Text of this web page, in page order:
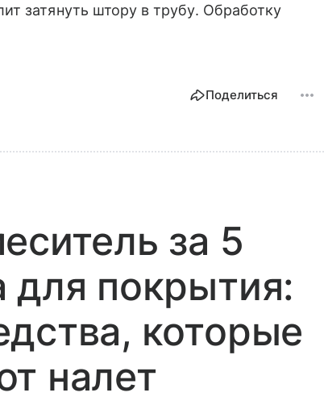
затянуть штору в трубу. Обработку
Поделиться
за 5
для покрытия:
которые
налет